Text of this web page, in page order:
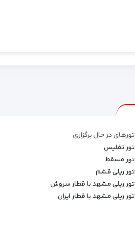
تورهای در حال برگزاری
تور تفلیس
تور مسقط
تور ریلی قشم
تور ریلی مشهد با قطار سروش
تور ریلی مشهد با قطار ایران